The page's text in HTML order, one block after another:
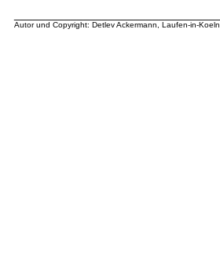
Autor und Copyright: Detlev Ackermann, Laufen-in-Koeln